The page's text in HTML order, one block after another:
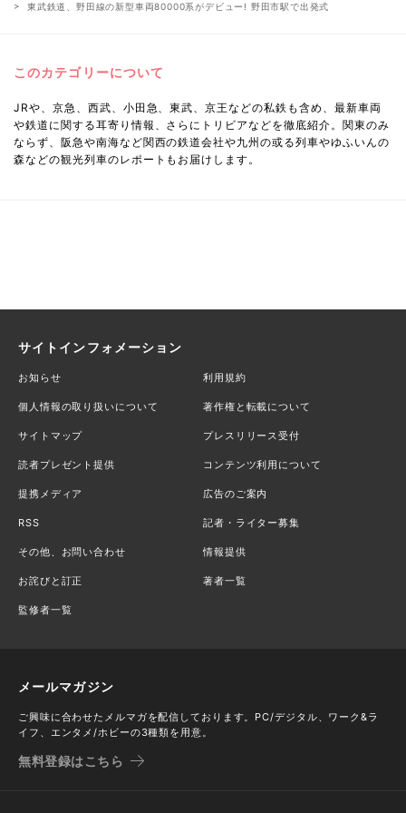
東武鉄道、野田線の新型車両80000系がデビュー! 野田市駅で出発式
このカテゴリーについて
JRや、京急、西武、小田急、東武、京王などの私鉄も含め、最新車両
や鉄道に関する耳寄り情報、さらにトリビアなどを徹底紹介。関東のみ
ならず、阪急や南海など関西の鉄道会社や九州の或る列車やゆふいんの
森などの観光列車のレポートもお届けします。
サイトインフォメーション
お知らせ 利用規約
個人情報の取り扱いについて 著作権と転載について
サイトマップ プレスリリース受付
読者プレゼント提供 コンテンツ利用について
提携メディア 広告のご案内
RSS 記者・ライター募集
その他、お問い合わせ 情報提供
お詫びと訂正 著者一覧
監修者一覧
メールマガジン
ご興味に合わせたメルマガを配信しております。PC/デジタル、ワーク&ラ
イフ、エンタメ/ホビーの3種類を用意。
無料登録はこちら